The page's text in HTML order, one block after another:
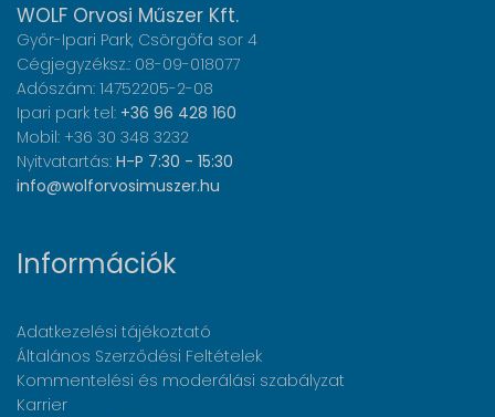
WOLF Orvosi Műszer Kft.
Győr-Ipari Park, Csörgőfa sor 4
Cégjegyzéksz.: 08-09-018077
Adószám: 14752205-2-08
Ipari park tel: +36 96 428 160
Mobil: +36 30 348 3232
Nyitvatartás: H-P 7:30 - 15:30
info@wolforvosimuszer.hu
Információk
Adatkezelési tájékoztató
Általános Szerződési Feltételek
Kommentelési és moderálási szabályzat
Karrier